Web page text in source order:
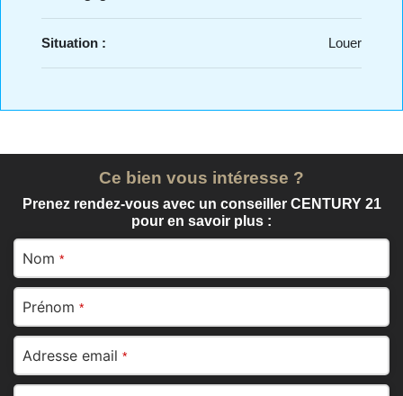
Situation : Louer
Ce bien vous intéresse ?
Prenez rendez-vous avec un conseiller CENTURY 21
pour en savoir plus :
Nom *
Prénom *
Adresse email *